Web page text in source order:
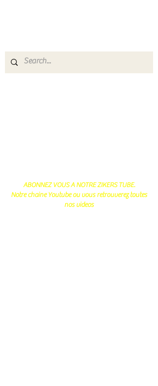
ABONNEZ VOUS A NOTRE ZIKERS TUBE.
Notre chaine Youtube ou vous retrouverez toutes
nos videos